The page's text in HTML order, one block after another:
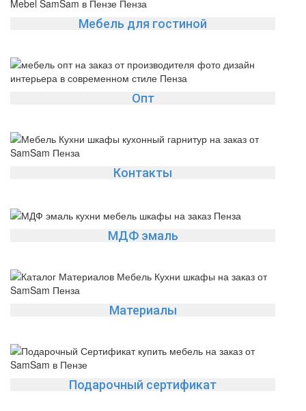
Мебель для гостиной
Опт
Контакты
МДФ эмаль
Материалы
Подарочный сертификат